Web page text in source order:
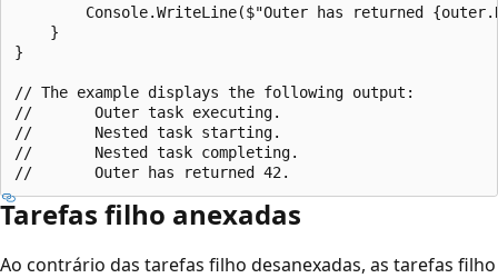
Console.WriteLine($"Outer has returned
    }
}
// The example displays the following output:
//       Outer task executing.
//       Nested task starting.
//       Nested task completing.
Tarefas filho anexadas
Ao contrário das tarefas filho desanexadas, as tarefas filho